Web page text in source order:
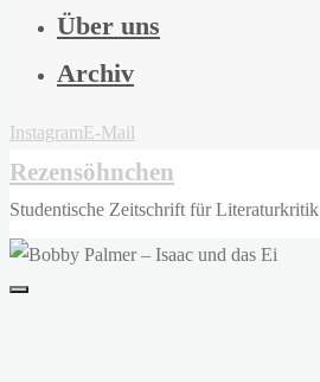
Über uns
Archiv
InstagramE-Mail
Rezensöhnchen
Studentische Zeitschrift für Literaturkritik